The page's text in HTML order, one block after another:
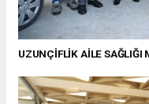
UZUNÇİFLİK AİLE SAĞLIĞI